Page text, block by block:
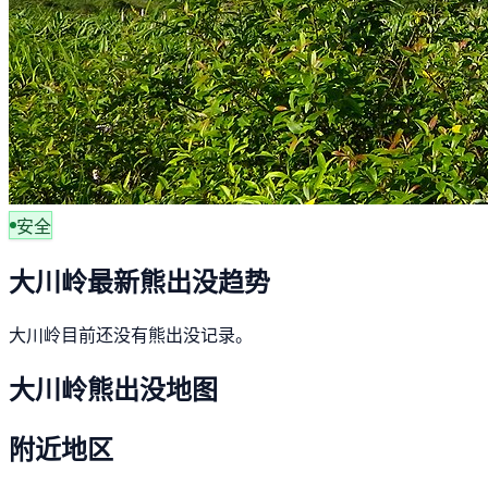
安全
大川岭最新熊出没趋势
大川岭目前还没有熊出没记录。
大川岭熊出没地图
附近地区